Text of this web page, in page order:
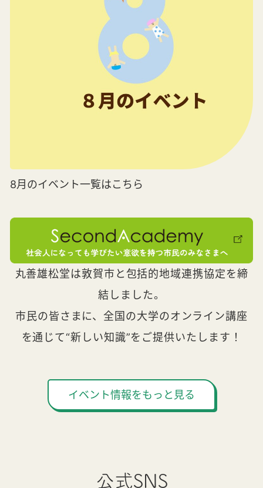
8月のイベント一覧はこちら
丸善雄松堂は敦賀市と包括的地域連携協定を締
結しました。
市民の皆さまに、全国の大学のオンライン講座
を通じて“新しい知識”をご提供いたします！
イベント情報をもっと見る
公式SNS